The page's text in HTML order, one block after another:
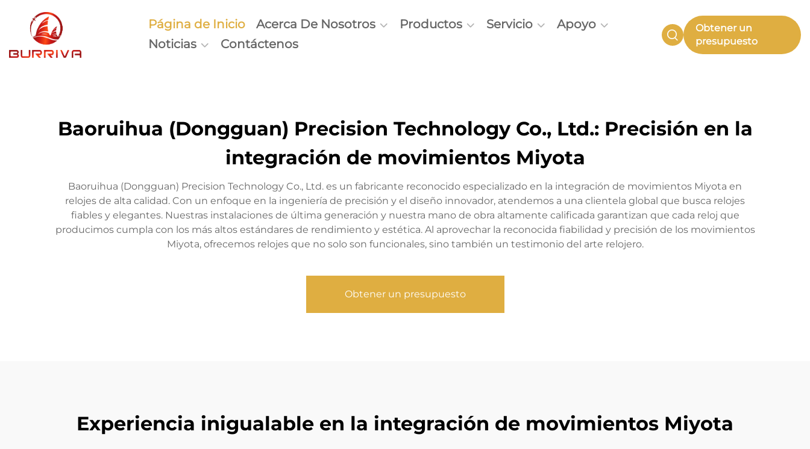
Página de Inicio Acerca De Nosotros Productos Servicio
Apoyo
Noticias
Contáctenos
Obtener un
presupuesto
Baoruihua (Dongguan) Precision Technology Co., Ltd.: Precisión en la
integración de movimientos Miyota
Baoruihua (Dongguan) Precision Technology Co., Ltd. es un fabricante reconocido especializado en la integración de movimientos Miyota en
relojes de alta calidad. Con un enfoque en la ingeniería de precisión y el diseño innovador, atendemos a una clientela global que busca relojes
fiables y elegantes. Nuestras instalaciones de última generación y nuestra mano de obra altamente calificada garantizan que cada reloj que
producimos cumpla con los más altos estándares de rendimiento y estética. Al aprovechar la reconocida fiabilidad y precisión de los movimientos
Miyota, ofrecemos relojes que no solo son funcionales, sino también un testimonio del arte relojero.
Obtener un presupuesto
Experiencia inigualable en la integración de movimientos Miyota